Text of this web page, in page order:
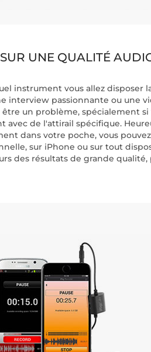
UNE QUALITÉ
instrument vous allez disposer
interview passionnante ou une
être un problème, spécialement si
de l'attirail spécifique.
dans votre poche, vous
sur iPhone ou sur tout
des résultats de grande